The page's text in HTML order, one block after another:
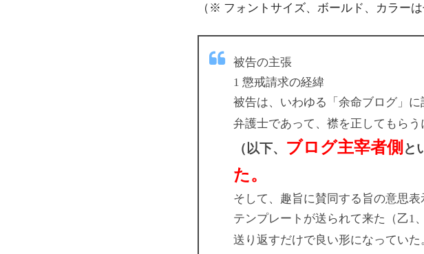
（※ フォントサイズ、ボールド、カラーは
被告の主張
1 懲戒請求の経緯
被告は、いわゆる「余命ブログ」
弁護士であって、襟を正してもら
（以下、 ブログ主宰者側 と
た。
そして、趣旨に賛同する旨の意思
テンプレートが送られて来た（乙1
送り返すだけで良い形になってい